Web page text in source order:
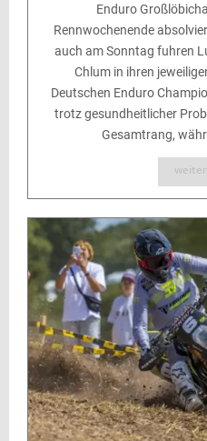
Enduro
Rennwochenende
auch am Sonntag fuhren
Chlum in ihren
Deutschen Enduro
trotz gesundheitlicher
Gesamtrang,